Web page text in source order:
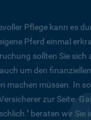
Pflege kann es
Pferd einmal
sollten Sie sich
um den
machen müssen. In
zur Seite.
beraten wir Sie